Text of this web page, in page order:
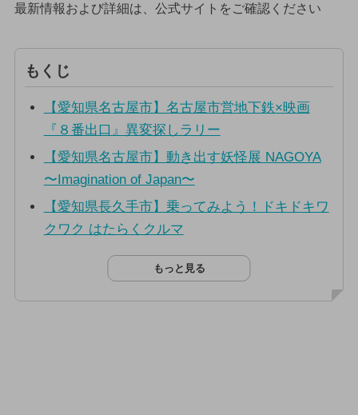
最新情報および詳細は、公式サイトをご確認ください
もくじ
【愛知県名古屋市】名古屋市営地下鉄×映画
『８番出口』異変探しラリー
【愛知県名古屋市】動き出す妖怪展 NAGOYA
〜Imagination of Japan〜
【愛知県長久手市】乗ってみよう！ドキドキワ
クワク はたらくクルマ
もっと見る